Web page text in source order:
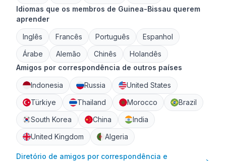
Idiomas que os membros de Guinea-Bissau querem
aprender
Inglês Francês Português
Espanhol
Árabe
Alemão Chinês
Holandês
Amigos por correspondência de outros países
Indonesia Russia
United States
Türkiye
Thailand Morocco
Brazil
South Korea
China
India
United Kingdom
Algeria
Diretório de amigos por correspondência e